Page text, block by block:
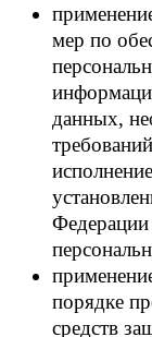
мер по
данных,
порядке
средств